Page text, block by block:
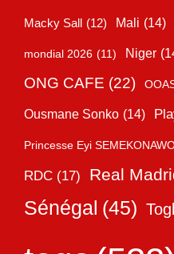
Macky Sall (12) Mali (14)
mondial 2026 (11) Niger
ONG CAFE (22)
Ousmane Sonko (14)
Princesse Eyi
RDC (17) Real
Sénégal (45)